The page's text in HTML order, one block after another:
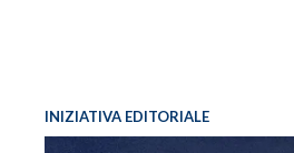
INIZIATIVA EDITORIALE